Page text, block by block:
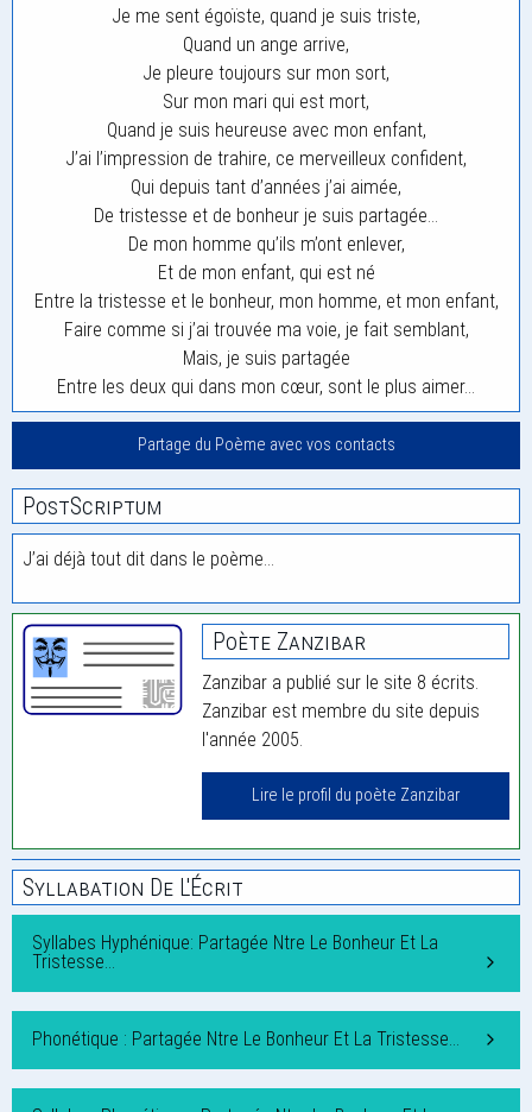
Je me sent égoïste, quand je suis triste,
Quand un ange arrive,
Je pleure toujours sur mon sort,
Sur mon mari qui est mort,
Quand je suis heureuse avec mon enfant,
J’ai l’impression de trahire, ce merveilleux confident,
Qui depuis tant d’années j’ai aimée,
De tristesse et de bonheur je suis partagée…
De mon homme qu’ils m’ont enlever,
Et de mon enfant, qui est né
Entre la tristesse et le bonheur, mon homme, et mon enfant,
Faire comme si j’ai trouvée ma voie, je fait semblant,
Mais, je suis partagée
Entre les deux qui dans mon cœur, sont le plus aimer…
Partage du Poème avec vos contacts
PostScriptum
J’ai déjà tout dit dans le poème…
Poète Zanzibar
Zanzibar a publié sur le site 8 écrits.
Zanzibar est membre du site depuis
l'année 2005.
Lire le profil du poète Zanzibar
Syllabation De L'Écrit
Syllabes Hyphénique: Partagée Ntre Le Bonheur Et La
Tristesse…
Phonétique : Partagée Ntre Le Bonheur Et La Tristesse…